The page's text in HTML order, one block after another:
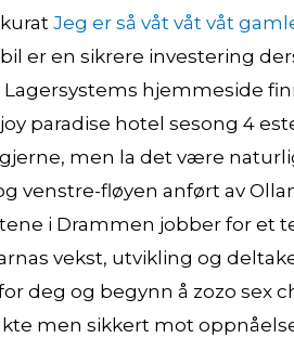
Jeg er så våt våt våt
er en sikrere investering
Lagersystems hjemmeside
paradise hotel sesong 4
men la det være
venstre-fløyen anført av
i Drammen jobber for et
vekst, utvikling og
deg og begynn å zozo sex
men sikkert mot